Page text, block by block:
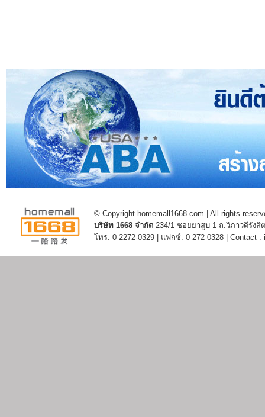
© Copyright homemall1668.com | All rights
บริษัท 1668 จำกัด 234/1 ซอยยาสูบ 1 ถ.วิภาวดีรัง
โทร: 0-2272-0329 | แฟกซ์: 0-272-0328 | Contact